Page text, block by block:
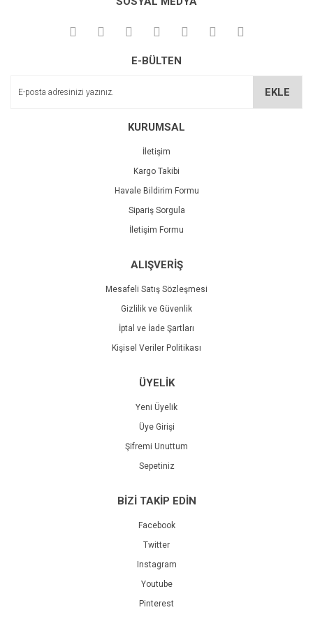
Yorum Yaz
Görüş ve önerileriniz için teşekkür ederiz.
Ürün açıklamasında eksik bilgiler bulunuyor.
Bu ürüne benzer farklı alternatifler olmalı.
Gönder
E-BÜLTEN
EKLE
KURUMSAL
İletişim
Kargo Takibi
Havale Bildirim Formu
Sipariş Sorgula
İletişim Formu
ALIŞVERİŞ
Mesafeli Satış Sözleşmesi
Gizlilik ve Güvenlik
İptal ve İade Şartları
Kişisel Veriler Politikası
ÜYELİK
Yeni Üyelik
Üye Girişi
Şifremi Unuttum
Sepetiniz
BİZİ TAKİP EDİN
Facebook
Twitter
Instagram
Youtube
Pinterest